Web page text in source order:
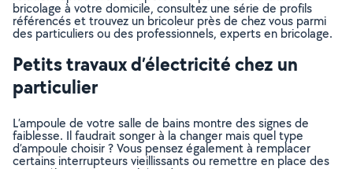
bricolage à votre domicile, consultez une série de profils
référencés et trouvez un bricoleur près de chez vous parmi
des particuliers ou des professionnels, experts en bricolage.
Petits travaux d’électricité chez un
particulier
L’ampoule de votre salle de bains montre des signes de
faiblesse. Il faudrait songer à la changer mais quel type
d’ampoule choisir ? Vous pensez également à remplacer
certains interrupteurs vieillissants ou remettre en place des